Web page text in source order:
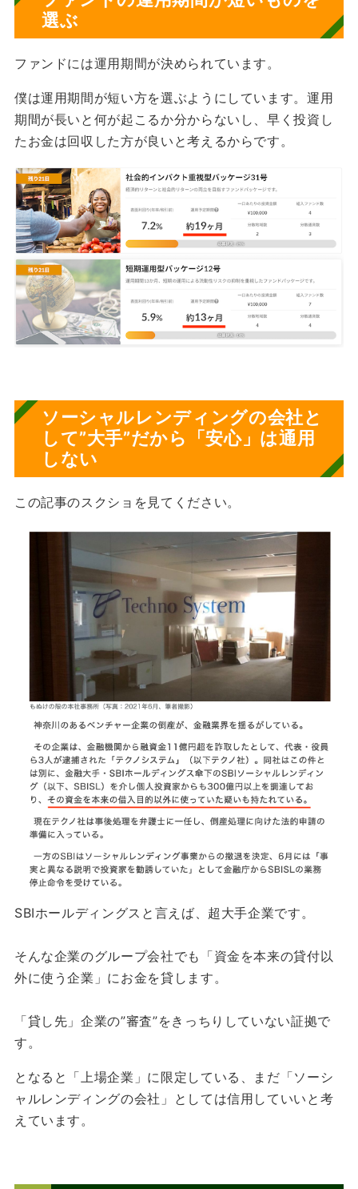
選ぶ
ファンドには運用期間が決められています。
僕は運用期間が短い方を選ぶようにしています。運用
期間が長いと何が起こるか分からないし、早く投資し
たお金は回収した方が良いと考えるからです。
ソーシャルレンディングの会社と
して”大手”だから「安心」は通用
しない
この記事のスクショを見てください。
SBIホールディングスと言えば、超大手企業です。
そんな企業のグループ会社でも「資金を本来の貸付以
外に使う企業」にお金を貸します。
「貸し先」企業の”審査”をきっちりしていない証拠で
す。
となると「上場企業」に限定している、まだ「ソーシ
ャルレンディングの会社」としては信用していいと考
えています。